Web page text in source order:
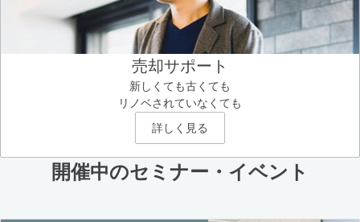
売却サポート
新しくても古くても
リノベされていなくても
詳しく見る
開催中のセミナー・イベント